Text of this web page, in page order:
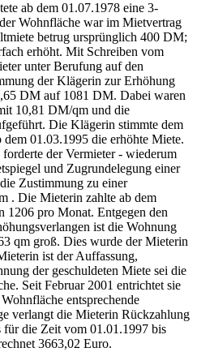
ab dem 01.07.1978 eine 3-
Wohnfläche war im Mietvertrag
betrug ursprünglich 400 DM;
erhöht. Mit Schreiben vom
unter Berufung auf den
der Klägerin zur Erhöhung
DM auf 1081 DM. Dabei waren
10,81 DM/qm und die
Die Klägerin stimmte dem
01.03.1995 die erhöhte Miete.
der Vermieter - wiederum
und Zugrundelegung einer
Zustimmung zu einer
. Die Mieterin zahlte ab dem
1206 pro Monat. Entgegen den
ist die Wohnung
qm groß. Dies wurde der Mieterin
ist der Auffassung,
der geschuldeten Miete sei die
Seit Februar 2001 entrichtet sie
entsprechende
verlangt die Mieterin Rückzahlung
für die Zeit vom 01.01.1997 bis
3663,02 Euro.